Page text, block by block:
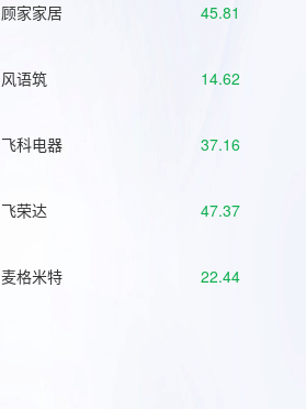
顾家家居 45.81
风语筑 14.62
飞科电器 37.16
飞荣达 47.37
麦格米特 22.44